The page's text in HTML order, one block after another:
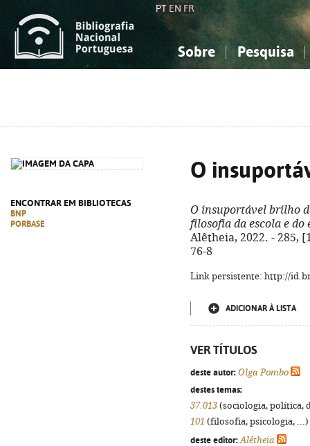
PT EN FR
Sobre Pesquisa
ENCONTRAR EM BIBLIOTECAS
BNP
PORBASE
O
O insuportável brilho
filosofia da escola e do
Alêtheia, 2022. - 285,
76-8
Link persistente: http://
ADICIONAR À LISTA
VER TÍTULOS
deste autor: Olga Pombo
destes temas:
37.013 (sociologia, política,
101 (filosofia, psicologia, ...)
deste editor: Alêtheia